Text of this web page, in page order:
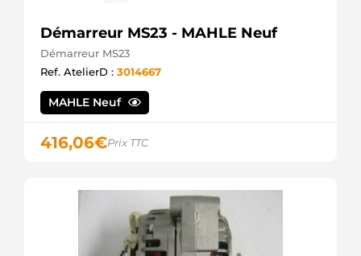
Démarreur MS23 - MAHLE Neuf
Démarreur MS23
Ref. AtelierD : 3014667
MAHLE Neuf
416,06€Prix TTC